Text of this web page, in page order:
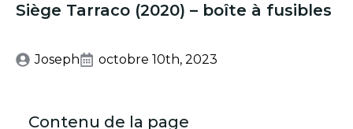
Siège Tarraco (2020) – boîte à fusibles
Joseph octobre 10th, 2023
Contenu de la page